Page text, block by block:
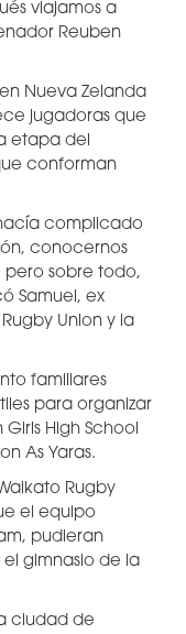
viajamos a
Reuben
Nueva Zelanda
jugadoras que
etapa del
conforman
complicado
conocernos
pero sobre todo,
Samuel, ex
Union y la
familiares
para organizar
High School
As Yaras.
Rugby
el equipo
pudieran
el gimnasio de la
ciudad de